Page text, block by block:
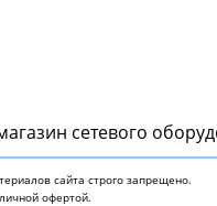
сетeвого
сайта строго запрещено.
офертой.